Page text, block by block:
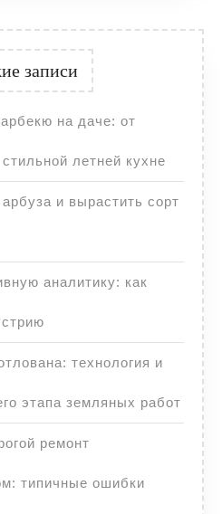
записи
на даче: от
летней кухне
и вырастить сорт
аналитику: как
технология и
этапа земляных работ
ремонт
типичные ошибки